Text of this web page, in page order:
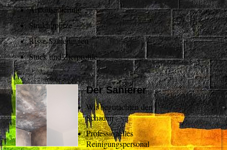
Altbausanierung
Strukturputze
Risse-Sanierungen
Stuck und Zierprofile
Der Sanierer
Wir begutachten den
Schaden
Professionelles
Reinigungspersonal